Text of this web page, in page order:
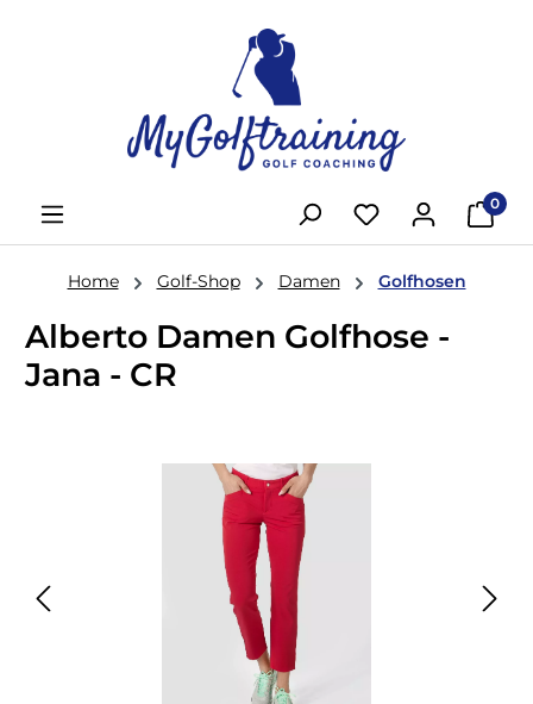
0
Home Golf-Shop Damen Golfhosen
Alberto Damen Golfhose -
Jana - CR
Bildergalerie überspringen